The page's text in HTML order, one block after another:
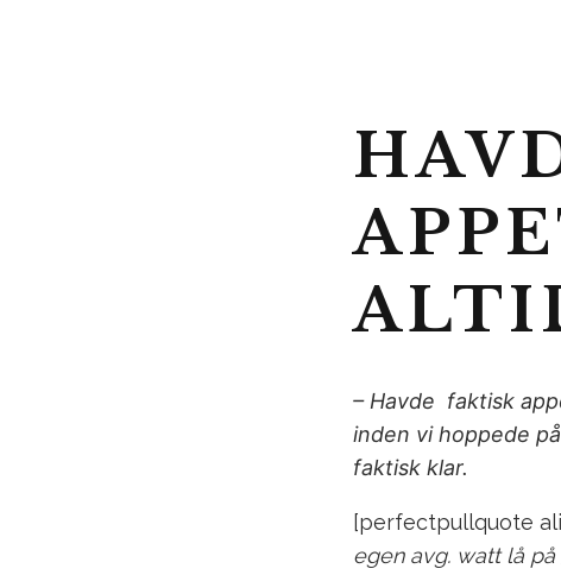
– Havde faktisk
inden vi hoppede
faktisk klar.
[perfectpullquote
egen avg. watt lå